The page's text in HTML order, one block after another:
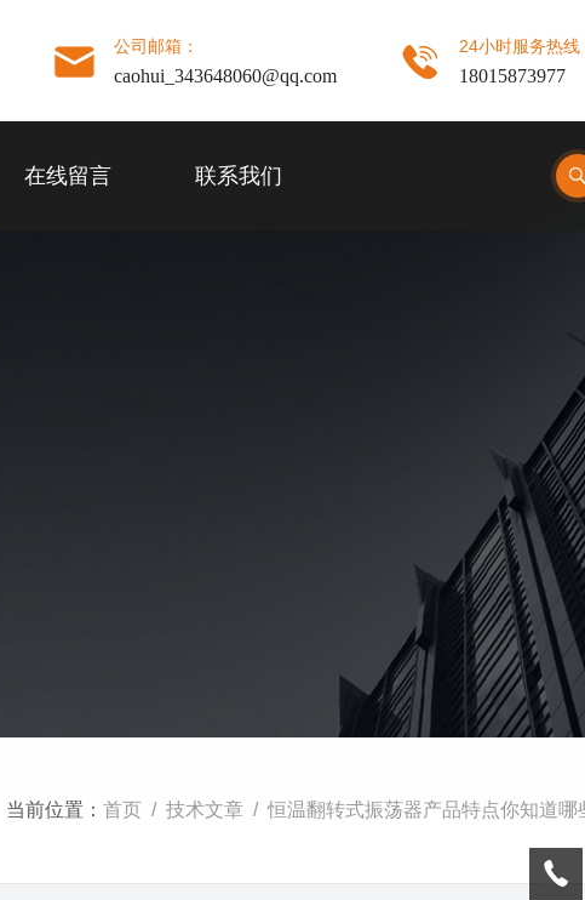
公司邮箱：
caohui_343648060@qq.com
24小时服务热线
18015873977
在线留言 联系我们
当前位置： 首页 / 技术文章 / 恒温翻转式振荡器产品特点你知道哪